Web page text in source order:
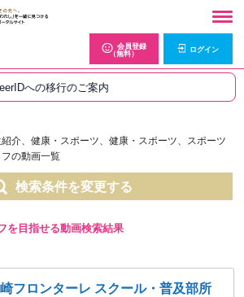
会員登録
（無料）
ログイン
への移行のご案内
介、健康・スポーツ、健康・スポーツ、スポーツ
の動画一覧
検索条件を変更する
を目指せる動画検索結果
フロンターレ スクール・普及部所